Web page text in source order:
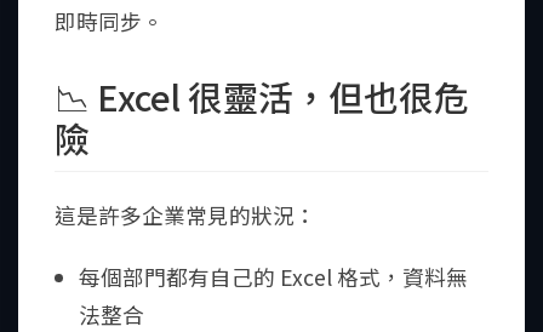
即時同步。
📉 Excel 很靈活，但也很危
險
這是許多企業常見的狀況：
每個部門都有自己的 Excel 格式，資料無
法整合